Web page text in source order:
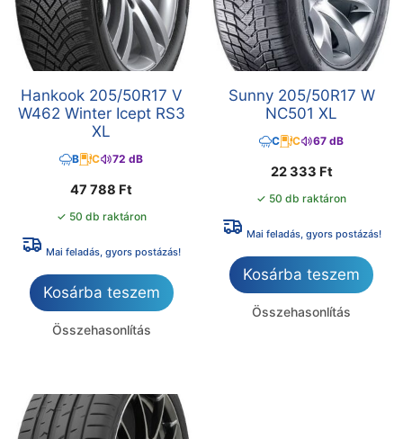
Hankook 205/50R17 V
W462 Winter Icept RS3
XL
B C 72 dB
47 788 Ft
✓ 50 db raktáron
Mai feladás, gyors postázás!
Kosárba teszem
Összehasonlítás
Sunny 205/50R17 W
NC501 XL
C C 67 dB
22 333 Ft
✓ 50 db raktáron
Mai feladás, gyors postázás!
Kosárba teszem
Összehasonlítás